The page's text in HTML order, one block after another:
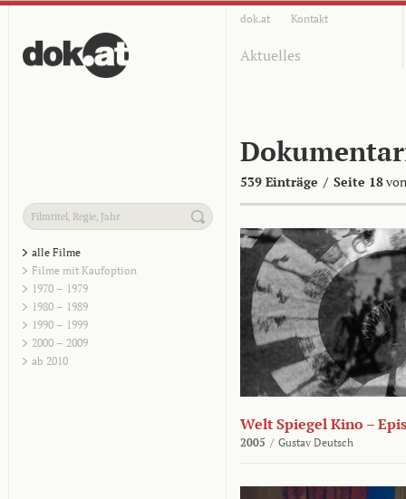
dok.at Kontakt
Aktuelles
539 Einträge / Seite 18
alle Filme
Filme mit Kaufoption
1970 – 1979
1980 – 1989
1990 – 1999
2000 – 2009
ab 2010
Welt Spiegel Kino –
2005 / Gustav Deutsch